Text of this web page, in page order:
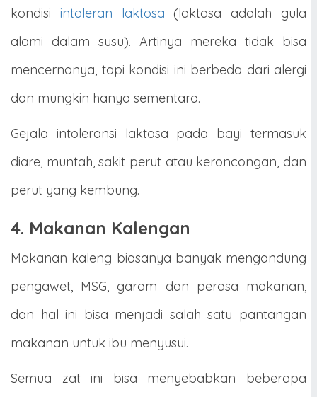
kondisi intoleran laktosa (laktosa adalah gula
alami dalam susu). Artinya mereka tidak bisa
mencernanya, tapi kondisi ini berbeda dari alergi
dan mungkin hanya sementara.
Gejala intoleransi laktosa pada bayi termasuk
diare, muntah, sakit perut atau keroncongan, dan
perut yang kembung.
4. Makanan Kalengan
Makanan kaleng biasanya banyak mengandung
pengawet, MSG, garam dan perasa makanan,
dan hal ini bisa menjadi salah satu pantangan
makanan untuk ibu menyusui.
Semua zat ini bisa menyebabkan beberapa